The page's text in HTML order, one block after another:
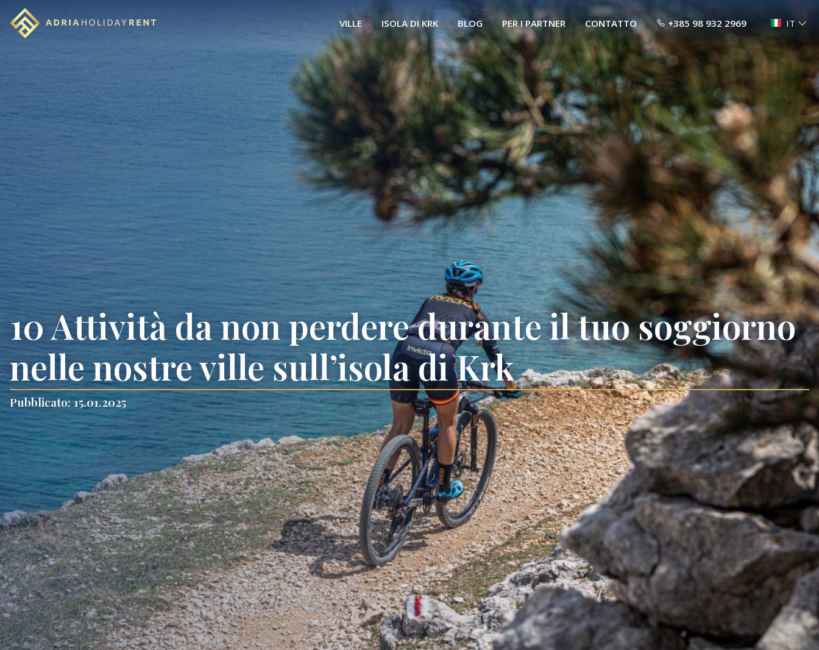
VILLE ISOLA DI KRK BLOG PER I PARTNER CONTATTO +385 98 932 2969 IT
10 Attività da non perdere durante il tuo soggiorno
nelle nostre ville sull’isola di Krk
Pubblicato: 15.01.2025